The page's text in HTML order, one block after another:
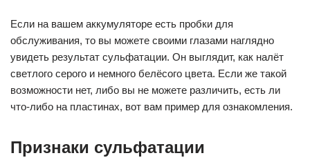
Если на вашем аккумуляторе есть пробки для
обслуживания, то вы можете своими глазами наглядно
увидеть результат сульфатации. Он выглядит, как налёт
светлого серого и немного белёсого цвета. Если же такой
возможности нет, либо вы не можете различить, есть ли
что-либо на пластинах, вот вам пример для ознакомления.
Признаки сульфатации